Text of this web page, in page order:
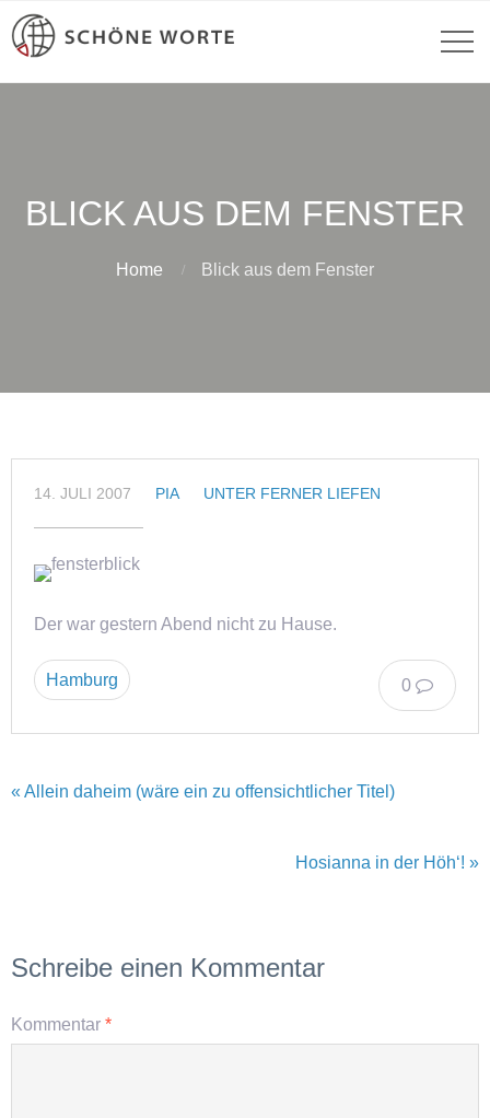
BLICK AUS DEM FENSTER
Home Blick aus dem Fenster
14. JULI 2007 PIA UNTER FERNER LIEFEN
Der war gestern Abend nicht zu Hause.
0
Hamburg
« Allein daheim (wäre ein zu offensichtlicher Titel)
Hosianna in der Höh‘! »
Schreibe einen Kommentar
Kommentar *